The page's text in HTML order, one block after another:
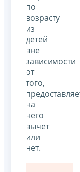
по
возрасту
из
детей
вне
зависимости
от
того,
на
него
вычет
или
нет.